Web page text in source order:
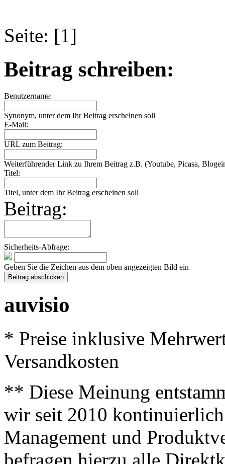
Seite: [1]
Beitrag schreiben:
Benutzername:
Synonym, unter dem Ihr Beitrag erscheinen soll
E-Mail:
URL zum Beitrag:
Weiterführender Link zu Ihrem Beitrag z.B. (Youtube, Picasa,
Titel:
Titel, unter dem Ihr Beitrag erscheinen soll
Beitrag:
Sicherheits-Abfrage:
Geben Sie die Zeichen aus dem oben angezeigten Bild ein
auvisio
* Preise inklusive
Versandkosten
** Diese Meinung
wir seit 2010
Management und
befragen hierzu alle